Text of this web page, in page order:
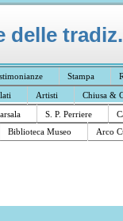
delle
Stampa
Artisti
Chiusa &
S. P. Perriere
Biblioteca Museo Arco